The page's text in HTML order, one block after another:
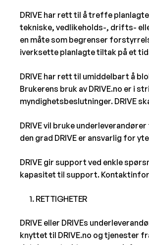
DRIVE har rett til å treffe
tekniske, vedlikeholds-, drifts-
en måte som begrenser
iverksette planlagte tiltak på et
DRIVE har rett til umiddelbart å
Brukerens bruk av DRIVE.no er i
myndighetsbeslutninger. DRIVE
DRIVE vil bruke
den grad DRIVE er ansvarlig for
DRIVE gir support ved enkle
kapasitet til support.
RETTIGHETER
DRIVE eller DRIVEs
knyttet til DRIVE.no og tjenester